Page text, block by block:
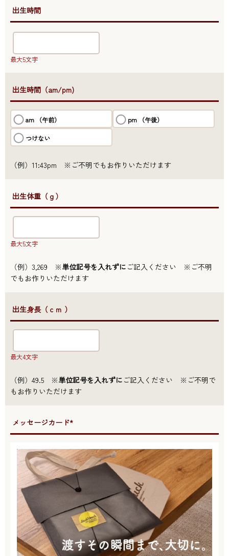
●出生時間
最大5文字
●出生時間（am/pm)
am （午前） pm （午後）
つけない
（例）11:43pm ※ご不明でもお作りいただけます
●出生体重（ｇ）
最大5文字
（例）3,269 ※単位記号を入れずに ご記入ください ※ご不明
でもお作りいただけます
●出生身長（ｃｍ ）
最大4文字
（例）49.5 ※単位記号を入れずに ご記入ください ※ご不明で
もお作りいただけます
●メッセージカード*